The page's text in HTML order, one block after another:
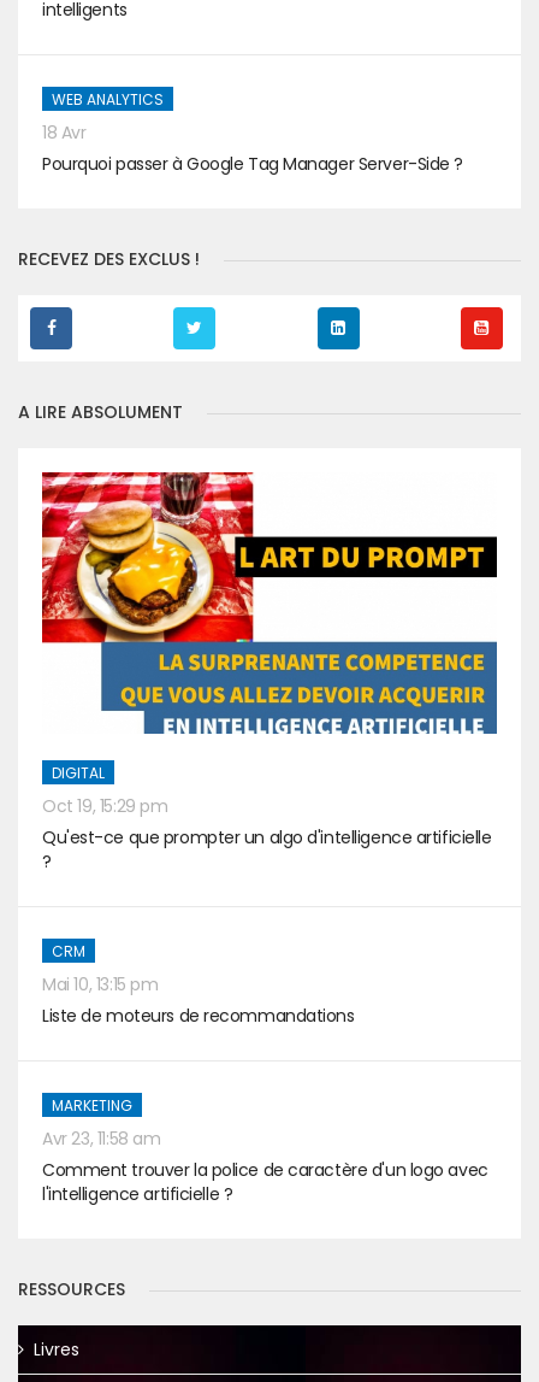
intelligents
WEB ANALYTICS
18 Avr
Pourquoi passer à Google Tag Manager Server-Side ?
RECEVEZ DES EXCLUS !
A LIRE ABSOLUMENT
DIGITAL
Oct 19, 15:29 pm
Qu'est-ce que prompter un algo d'intelligence artificielle
?
CRM
Mai 10, 13:15 pm
Liste de moteurs de recommandations
MARKETING
Avr 23, 11:58 am
Comment trouver la police de caractère d'un logo avec
l'intelligence artificielle ?
RESSOURCES
Livres